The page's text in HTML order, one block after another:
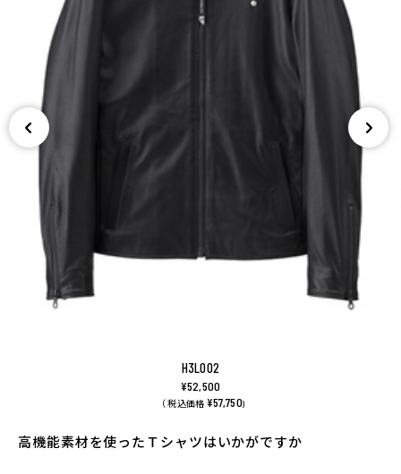
H3L002
¥52,500
（ 税込価格 ¥57,750)
高機能素材を使ったＴシャツはいかがですか